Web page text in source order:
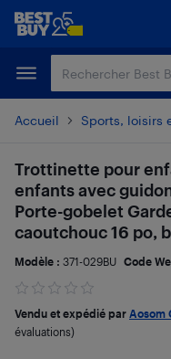
Passer
principal
Passer
Accueil Sports, loisirs
Trottinette pour
enfants avec
Porte-gobelet
caoutchouc 16 po,
Modèle : 371-029BU Code
Vendu et expédié par Aosom
évaluations)